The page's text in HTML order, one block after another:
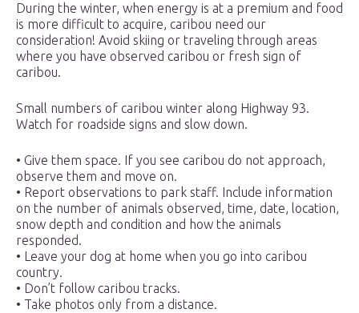
During the winter, when energy is at a premium and food
is more difficult to acquire, caribou need our
consideration! Avoid skiing or traveling through areas
where you have observed caribou or fresh sign of
caribou.
Small numbers of caribou winter along Highway 93.
Watch for roadside signs and slow down.
• Give them space. If you see caribou do not approach,
observe them and move on.
• Report observations to park staff. Include information
on the number of animals observed, time, date, location,
snow depth and condition and how the animals
responded.
• Leave your dog at home when you go into caribou
country.
• Don’t follow caribou tracks.
• Take photos only from a distance.